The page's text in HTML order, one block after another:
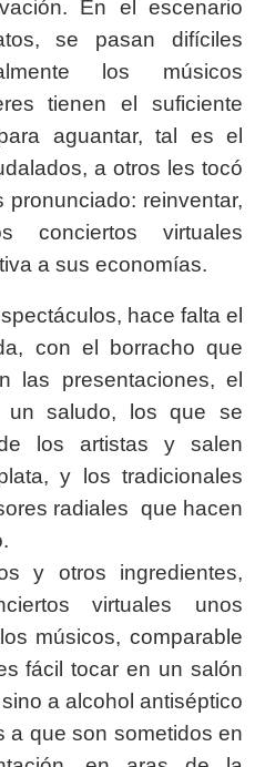
En el escenario
se pasan difíciles
los músicos
tienen el suficiente
aguantar, tal es el
a otros les tocó
reinventar,
virtuales
a sus economías.
hace falta el
con el borracho que
las presentaciones, el
saludo, los que se
los artistas y salen
y los tradicionales
radiales que hacen
y otros ingredientes,
virtuales unos
músicos, comparable
fácil tocar en un salón
a alcohol antiséptico
a que son sometidos en